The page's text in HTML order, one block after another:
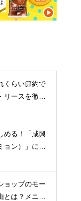
くらい節約で
ースを徹底
選び方を解
める！「咸興
ン）」につ
ョップのモー
は？メニュ